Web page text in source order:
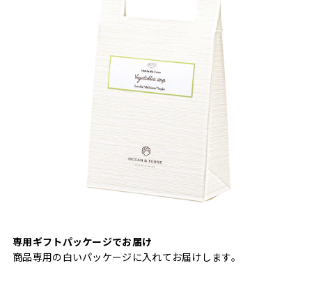
専用ギフトパッケージでお届け
商品専用の白いパッケージに入れてお届けします。